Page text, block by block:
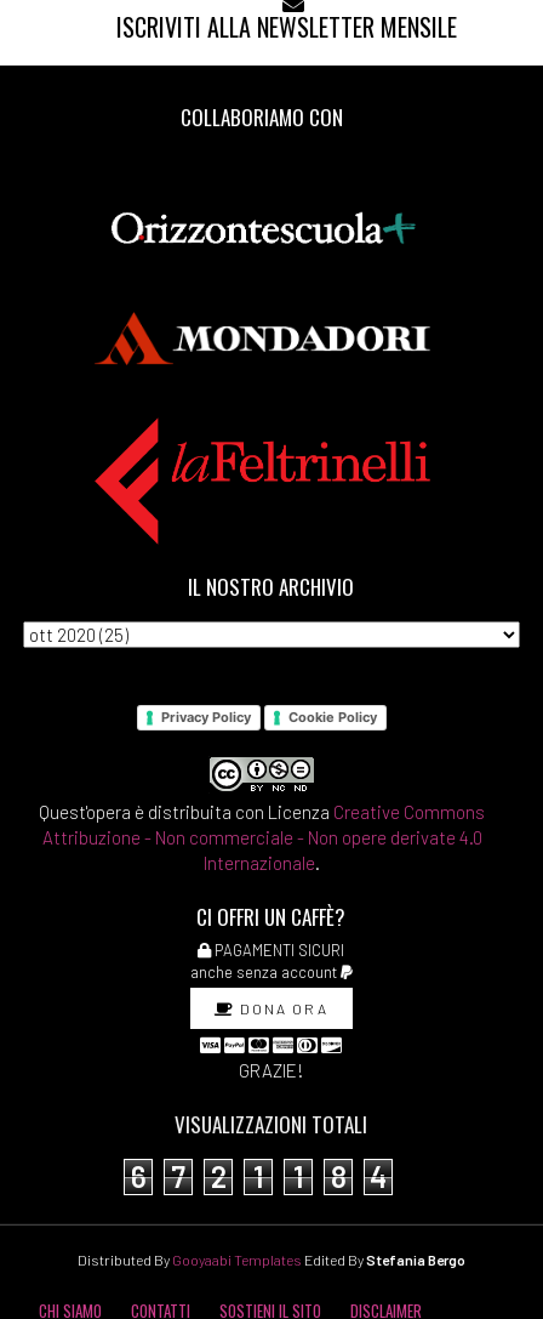
ISCRIVITI ALLA NEWSLETTER MENSILE
COLLABORIAMO CON
IL NOSTRO ARCHIVIO
Privacy Policy Cookie Policy
Quest'opera è distribuita con Licenza Creative Commons
Attribuzione - Non commerciale - Non opere derivate 4.0
Internazionale.
CI OFFRI UN CAFFÈ?
PAGAMENTI SICURI
anche senza account
DONA ORA
GRAZIE!
VISUALIZZAZIONI TOTALI
6 7 2 1 1 8 4
Distributed By Gooyaabi Templates Edited ByStefania Bergo
CHI SIAMO CONTATTI SOSTIENI IL SITO DISCLAIMER